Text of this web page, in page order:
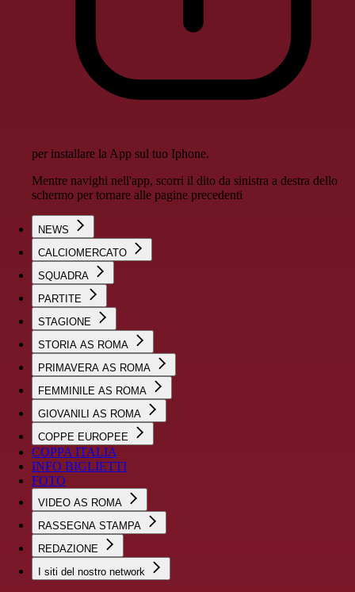
per installare la App sul tuo Iphone.
Mentre navighi nell'app, scorri il dito da sinistra a destra dello
schermo per tornare alle pagine precedenti
NEWS
CALCIOMERCATO
SQUADRA
PARTITE
STAGIONE
STORIA AS ROMA
PRIMAVERA AS ROMA
FEMMINILE AS ROMA
GIOVANILI AS ROMA
COPPE EUROPEE
COPPA ITALIA
INFO BIGLIETTI
FOTO
VIDEO AS ROMA
RASSEGNA STAMPA
REDAZIONE
I siti del nostro network